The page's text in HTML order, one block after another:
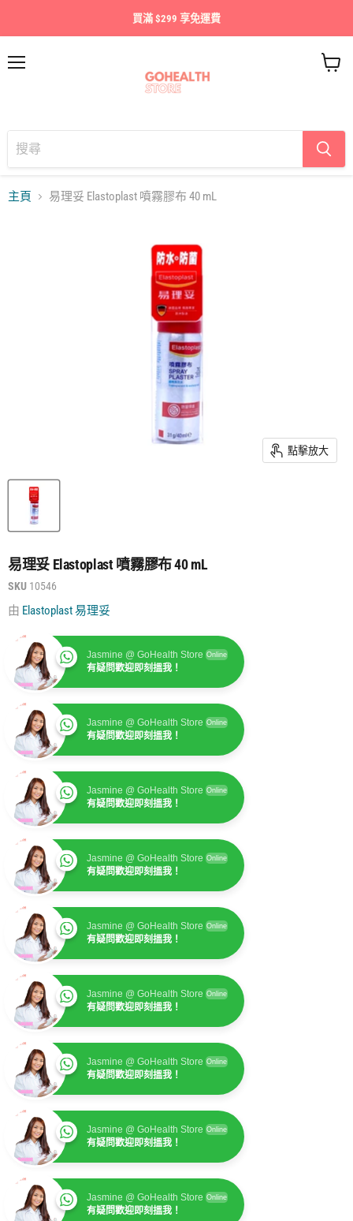
買滿 $299 享免運費
車
主頁 易理妥 Elastoplast 噴霧膠布 40 mL
點擊放大
易理妥 Elastoplast 噴霧膠布 40 mL
SKU 10546
由 Elastoplast 易理妥
Jasmine @ GoHealth Store Online
有疑問歡迎即刻搵我！
Jasmine @ GoHealth Store Online
有疑問歡迎即刻搵我！
Jasmine @ GoHealth Store Online
有疑問歡迎即刻搵我！
Jasmine @ GoHealth Store Online
有疑問歡迎即刻搵我！
Jasmine @ GoHealth Store Online
有疑問歡迎即刻搵我！
Jasmine @ GoHealth Store Online
有疑問歡迎即刻搵我！
Jasmine @ GoHealth Store Online
有疑問歡迎即刻搵我！
Jasmine @ GoHealth Store Online
有疑問歡迎即刻搵我！
Jasmine @ GoHealth Store Online
有疑問歡迎即刻搵我！